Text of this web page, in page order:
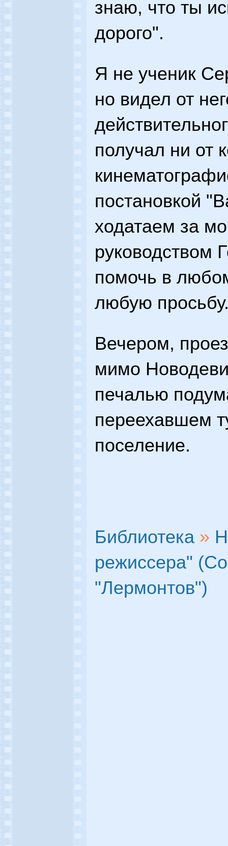
знаю, что ты
дорого".
Я не ученик
но видел от
получал ни от
постановкой
ходатаем за
руководством
помочь в
любую
Вечером,
мимо
печалью
переехавшем
поселение.
Библиотека »
режиссера"
"Лермонтов")